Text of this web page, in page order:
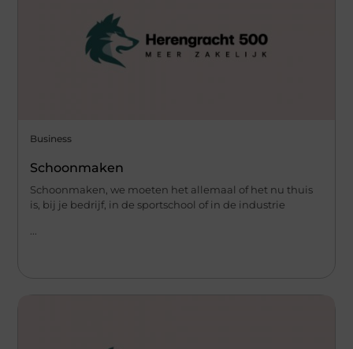
Business
Schoonmaken
Schoonmaken, we moeten het allemaal of het nu thuis
is, bij je bedrijf, in de sportschool of in de industrie